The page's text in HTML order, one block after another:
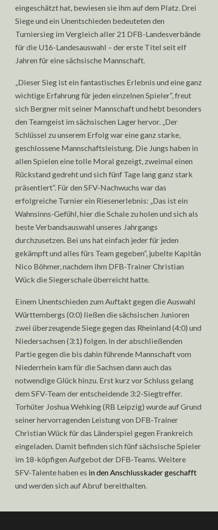
eingeschätzt hat, bewiesen sie ihm auf dem Platz. Drei
Siege und ein Unentschieden bedeuteten den
Turniersieg im Vergleich aller 21 DFB-Landesverbände
für die U16-Landesauswahl – der erste Titel seit elf
Jahren für eine sächsische Mannschaft.
„Dieser Sieg ist ein fantastisches Erlebnis und eine ganz
wichtige Erfahrung für jeden einzelnen Spieler“, freut
sich Bergner mit seiner Mannschaft und hebt besonders
den Teamgeist im sächsischen Lager hervor. „Der
Schlüssel zu unserem Erfolg war eine ganz starke,
geschlossene Mannschaftsleistung. Die Jungs haben in
allen Spielen eine tolle Moral gezeigt, zweimal einen
Rückstand gedreht und sich fünf Tage lang ganz stark
präsentiert“. Für den SFV-Nachwuchs war das
erfolgreiche Turnier ein Riesenerlebnis: „Das ist ein
Wahnsinns-Gefühl, hier die Schale zu holen und sich als
beste Verbandsauswahl unseres Jahrgangs
durchzusetzen. Bei uns hat einfach jeder für jeden
gekämpft und alles fürs Team gegeben“, jubelte Kapitän
Nico Böhmer, nachdem ihm DFB-Trainer Christian
Wück die Siegerschale überreicht hatte.
Einem Unentschieden zum Auftakt gegen die Auswahl
Württembergs (0:0) ließen die sächsischen Junioren
zwei überzeugende Siege gegen das Rheinland (4:0) und
Niedersachsen (3:1) folgen. In der abschließenden
Partie gegen die bis dahin führende Mannschaft vom
Niederrhein kam für die Sachsen dann auch das
notwendige Glück hinzu. Erst kurz vor Schluss gelang
dem SFV-Team der entscheidende 3:2-Siegtreffer.
Torhüter Joshua Wehking (RB Leipzig) wurde auf Grund
seiner hervorragenden Leistung von DFB-Trainer
Christian Wück für das Länderspiel gegen Frankreich
eingeladen. Damit befinden sich fünf sächsische Spieler
im 18-köpfigen Aufgebot der DFB-Teams. Weitere
SFV-Talente haben es in den Anschlusskader geschafft
und werden sich auf Abruf bereithalten.